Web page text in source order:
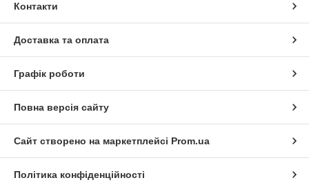
Контакти
Доставка та оплата
Графік роботи
Повна версія сайту
Сайт створено на маркетплейсі Prom.ua
Політика конфіденційності